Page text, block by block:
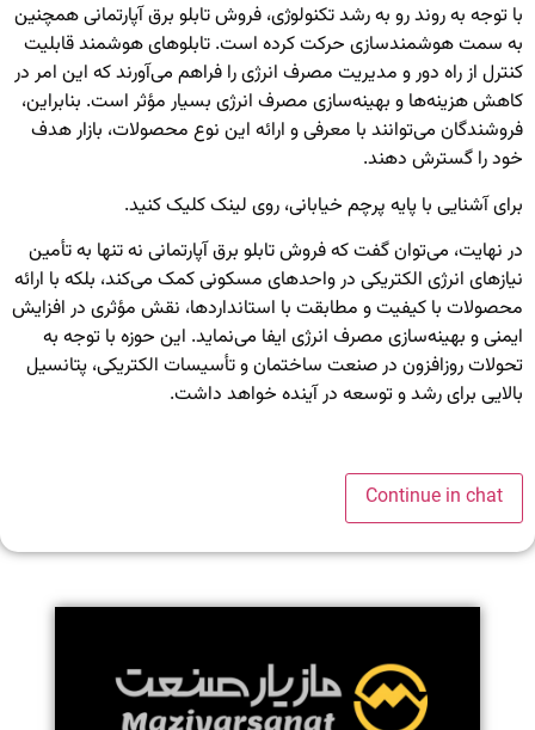
با توجه به روند رو به رشد تکنولوژی، فروش تابلو برق آپارتمانی همچنین
به سمت هوشمندسازی حرکت کرده است. تابلوهای هوشمند قابلیت
کنترل از راه دور و مدیریت مصرف انرژی را فراهم می‌آورند که این امر در
کاهش هزینه‌ها و بهینه‌سازی مصرف انرژی بسیار مؤثر است. بنابراین،
فروشندگان می‌توانند با معرفی و ارائه این نوع محصولات، بازار هدف
خود را گسترش دهند.
برای آشنایی با پایه پرچم خیابانی، روی لینک کلیک کنید.
در نهایت، می‌توان گفت که فروش تابلو برق آپارتمانی نه تنها به تأمین
نیازهای انرژی الکتریکی در واحدهای مسکونی کمک می‌کند، بلکه با ارائه
محصولات با کیفیت و مطابقت با استانداردها، نقش مؤثری در افزایش
ایمنی و بهینه‌سازی مصرف انرژی ایفا می‌نماید. این حوزه با توجه به
تحولات روزافزون در صنعت ساختمان و تأسیسات الکتریکی، پتانسیل
بالایی برای رشد و توسعه در آینده خواهد داشت.
Continue in chat